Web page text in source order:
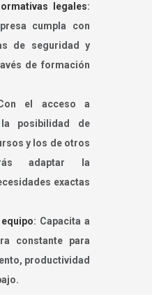
legales:
cumpla con
de seguridad y
de formación
el acceso a
posibilidad de
y los de otros
adaptar la
exactas
: Capacita a
constante para
productividad